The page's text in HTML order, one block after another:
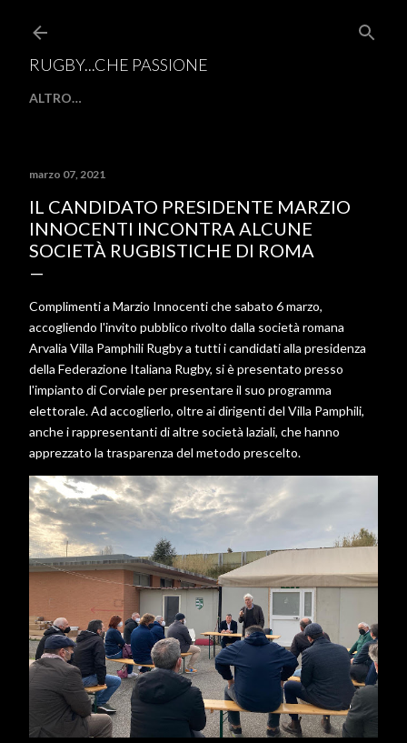
RUGBY...CHE PASSIONE
ALTRO…
marzo 07, 2021
IL CANDIDATO PRESIDENTE MARZIO
INNOCENTI INCONTRA ALCUNE
SOCIETÀ RUGBISTICHE DI ROMA
Complimenti a Marzio Innocenti che sabato 6 marzo,
accogliendo l'invito pubblico rivolto dalla società romana
Arvalia Villa Pamphili Rugby a tutti i candidati alla presidenza
della Federazione Italiana Rugby, si è presentato presso
l'impianto di Corviale per presentare il suo programma
elettorale. Ad accoglierlo, oltre ai dirigenti del Villa Pamphili,
anche i rappresentanti di altre società laziali, che hanno
apprezzato la trasparenza del metodo prescelto.